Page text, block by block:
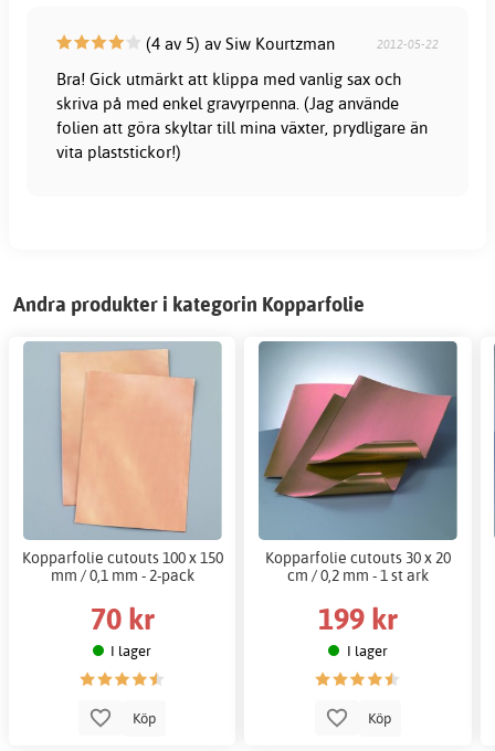
(4 av 5) av Siw Kourtzman 2012-05-22
Bra! Gick utmärkt att klippa med vanlig sax och
skriva på med enkel gravyrpenna. (Jag använde
folien att göra skyltar till mina växter, prydligare än
vita plaststickor!)
Andra produkter i kategorin Kopparfolie
Kopparfolie cutouts 100 x 150
mm / 0,1 mm - 2-pack
70 kr
I lager
Köp
Kopparfolie cutouts 30 x 20
cm / 0,2 mm - 1 st ark
199 kr
I lager
Köp